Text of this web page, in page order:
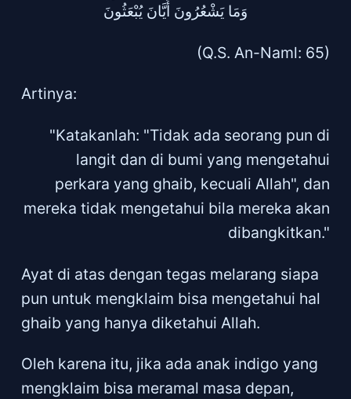
وَمَا يَشْعُرُونَ أَيَّانَ يُبْعَثُونَ
(Q.S. An-Naml: 65)
Artinya:
"Katakanlah: "Tidak ada seorang pun di
langit dan di bumi yang mengetahui
perkara yang ghaib, kecuali Allah", dan
mereka tidak mengetahui bila mereka akan
dibangkitkan."
Ayat di atas dengan tegas melarang siapa
pun untuk mengklaim bisa mengetahui hal
ghaib yang hanya diketahui Allah.
Oleh karena itu, jika ada anak indigo yang
mengklaim bisa meramal masa depan,